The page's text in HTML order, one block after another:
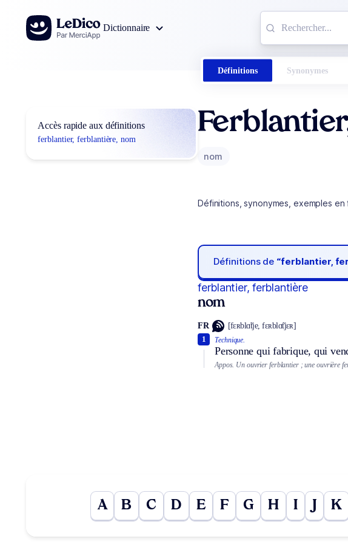
Aller au contenu
Dictionnaire
Définitions Synonymes
Accès rapide aux définitions
ferblantier, ferblantière, nom
nom
Définitions, synonymes, exemples en
Définitions de “ferblantier,
ferblantier, ferblantière
nom
FR [fɛʀblɑ̃tje, fɛʀblɑ̃tjɛʀ]
Technique.
Personne qui fabrique, qui
1
Appos. Un ouvrier ferblantier ; une ouvrière
A B C D E F G H I J K